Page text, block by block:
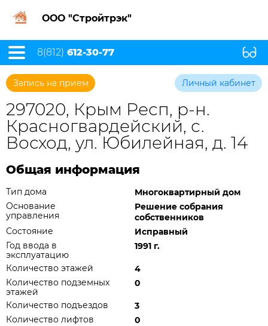
ООО "Стройтрэк"
8(812) 612-30-77
Запись на прием Личный кабинет
297020, Крым Респ, р-н.
Красногвардейский, с.
Восход, ул. Юбилейная, д. 14
Общая информация
Тип дома
Многоквартирный дом
Основание
управления
Решение собрания
собственников
Состояние
Исправный
Год ввода в
эксплуатацию
1991 г.
Количество этажей
4
Количество подземных
этажей
0
Количество подъездов
3
Количество лифтов
0